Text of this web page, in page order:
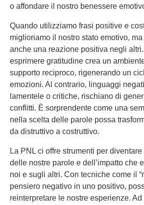
o affondare il nostro benessere
Quando utilizziamo frasi positive e
miglioriamo il nostro stato emotivo,
anche una reazione positiva negli
esprimere gratitudine crea un
supporto reciproco, rigenerando un
emozioni. Al contrario, linguaggi
lamentele o critiche, rischiano di
conflitti. È sorprendente come una
nella scelta delle parole possa
da distruttivo a costruttivo.
La PNL ci offre strumenti per
delle nostre parole e dell’impatto che
noi e sugli altri. Con tecniche come il
pensiero negativo in uno positivo,
reinterpretare le nostre esperienze. Ad